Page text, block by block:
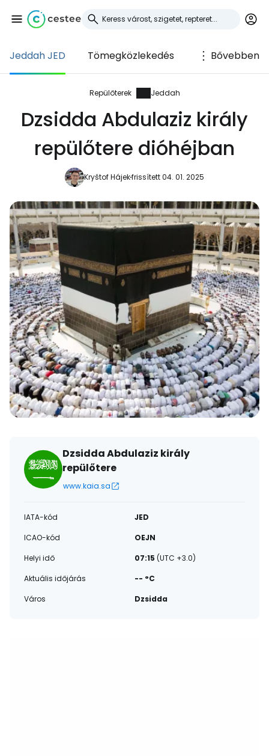
Jeddah JED Tömegközlekedés Bővebben
Repülőterek Jeddah
Dzsidda Abdulaziz király
repülőtere dióhéjban
Kryštof Hájekfrissített 04. 01. 2025
Dzsidda Abdulaziz király
repülőtere
www.kaia.sa
IATA-kód
JED
ICAO-kód
OEJN
Helyi idő
07:15 (UTC +3.0)
Aktuális időjárás
-- °C
Város
Dzsidda
Bejelentkezés a
Cestee-be
... az utazási közösség világszerte
Folytatás a Google-lal
Folytatás a Facebookkal
Folytassa e-mailben